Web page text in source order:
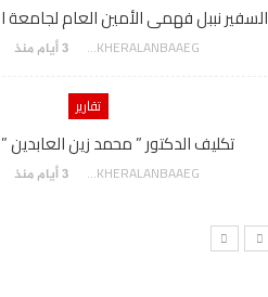
السفير نببل فهمى الأمين العام لجامعة
AKHERALANBAAEG 3 أيام منذ
تقارير
تكليف الدكتور ” محمد زين العابدين
AKHERALANBAAEG 3 أيام منذ